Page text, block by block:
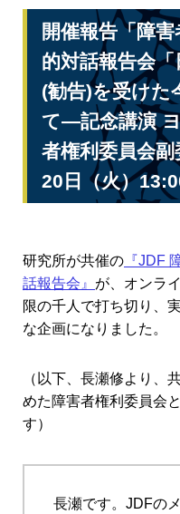
開催報告「障
的対話報告会
(勧告)を受けた
て―記念講演
者権利委員会
20日（火）
研究所が共催の 『JDF
話報告会』 が、オンラ
限の千人で打ち切り、
な企画になりました。
（以下、長瀬修より、
めた障害者権利委員会
す）
長瀬です。JDFの